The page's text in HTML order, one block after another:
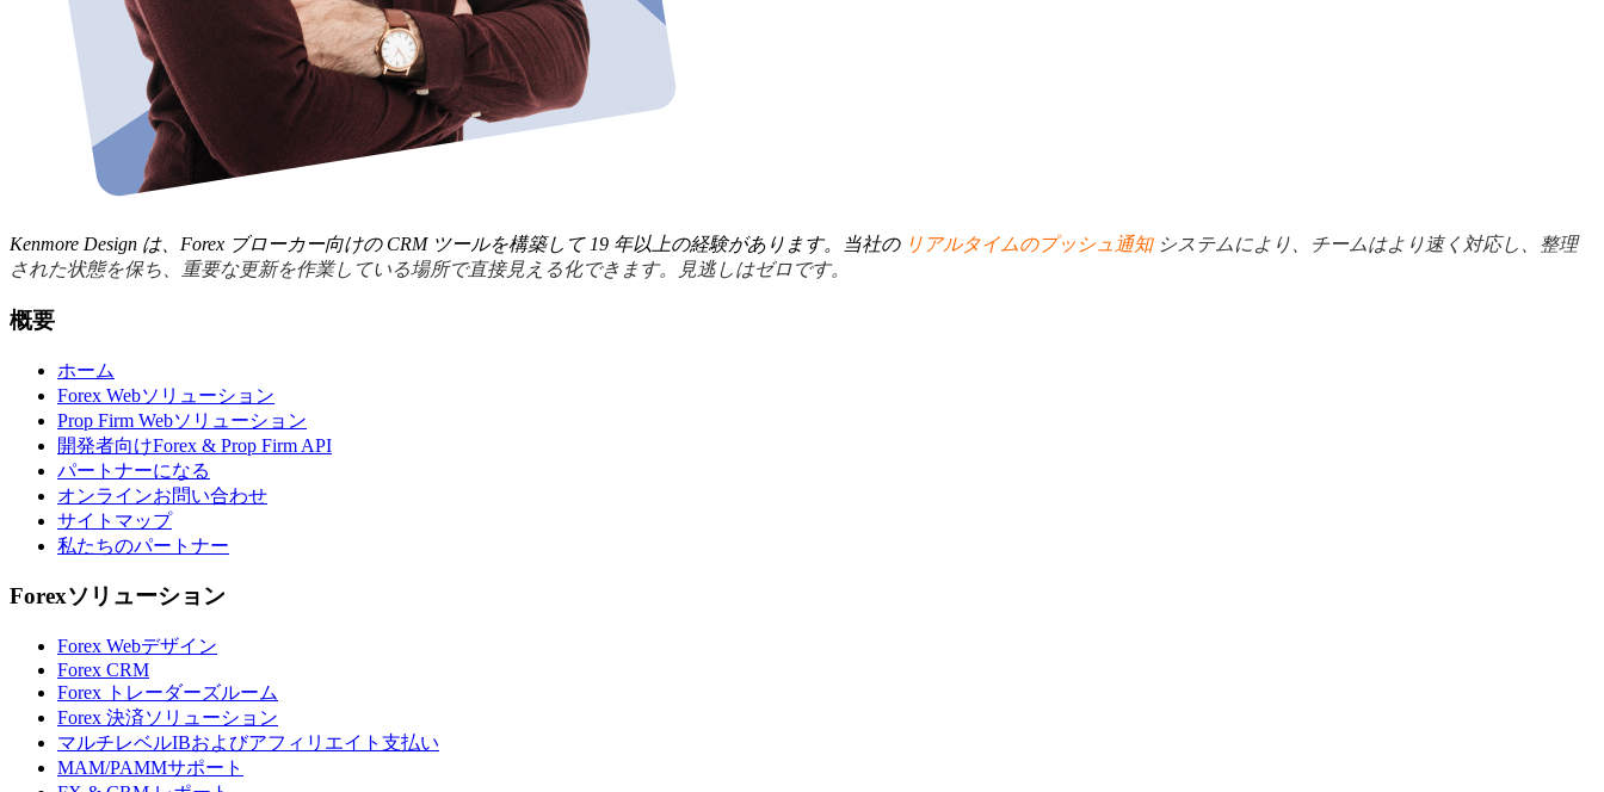
Kenmore Design は、Forex ブローカー向けの CRM ツールを構築して 19 年以上の経験があります。当社の リアルタイムのプッシュ通知システムにより、チームはより速く対応し、整理
された状態を保ち、重要な更新を作業している場所で直接見える化できます。見逃しはゼロです。
概要
ホーム
Forex Webソリューション
Prop Firm Webソリューション
開発者向けForex & Prop Firm API
パートナーになる
オンラインお問い合わせ
サイトマップ
私たちのパートナー
Forexソリューション
Forex Webデザイン
Forex CRM
Forex トレーダーズルーム
Forex 決済ソリューション
マルチレベルIBおよびアフィリエイト支払い
MAM/PAMMサポート